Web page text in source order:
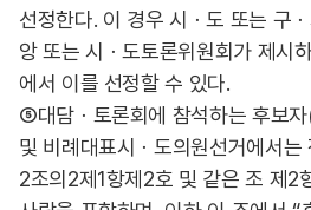
선정한다. 이 경우 시ㆍ도 또는 구
앙 또는 시ㆍ도토론위원회가 제시
에서 이를 선정할 수 있다.
⑤대담ㆍ토론회에 참석하는 후보자
및 비례대표시ㆍ도의원선거에서
2조의2제1항제2호 및 같은 조 제2